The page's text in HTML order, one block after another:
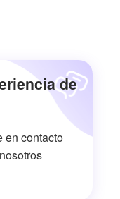
de
en contacto